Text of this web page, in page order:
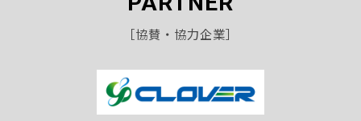
［協賛・協力企業］